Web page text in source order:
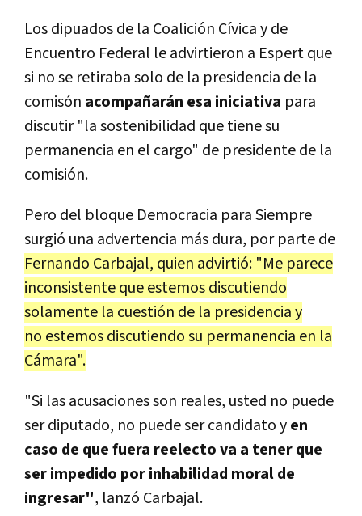
Los dipuados de la Coalición Cívica y de
Encuentro Federal le advirtieron a Espert que
si no se retiraba solo de la presidencia de la
comisón acompañarán esa iniciativa para
discutir "la sostenibilidad que tiene su
permanencia en el cargo" de presidente de la
comisión.
Pero del bloque Democracia para Siempre
surgió una advertencia más dura, por parte de
Fernando Carbajal, quien advirtió: "Me parece
inconsistente que estemos discutiendo
solamente la cuestión de la presidencia y
no estemos discutiendo su permanencia en la
Cámara".
"Si las acusaciones son reales, usted no puede
ser diputado, no puede ser candidato yen
caso de que fuera reelecto va a tener que
ser impedido por inhabilidad moral de
ingresar", lanzó Carbajal.